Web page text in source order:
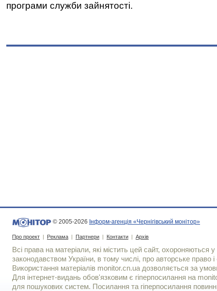
програми служби зайнятості.
© 2005-2026 Інформ-агенція «Чернігівський монітор»
Про проект | Реклама | Партнери | Контакти | Архів
Всі права на матеріали, які містить цей сайт, охороняються у
законодавством України, в тому числі, про авторське право і
Використання матерiалiв monitor.cn.ua дозволяється за
Для iнтернет-видань обов'язковим є гiперпосилання на
для пошукових систем. Посилання та гіперпосилання